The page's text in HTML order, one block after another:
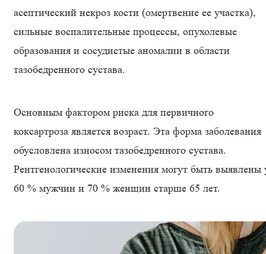
асептический некроз кости (омертвение ее участка),
сильные воспалительные процессы, опухолевые
образования и сосудистые аномалии в области
тазобедренного сустава.
Основным фактором риска для первичного
коксартроза является возраст. Эта форма заболевания
обусловлена износом тазобедренного сустава.
Рентгенологические изменения могут быть выявлены
60 % мужчин и 70 % женщин старше 65 лет.